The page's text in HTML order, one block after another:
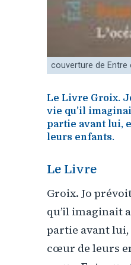
couverture de Entre
Le Livre Groix.
vie qu’il
partie avant lui,
leurs enfants.
Le Livre
Groix. Jo
qu’il imaginait
partie avant
cœur de leurs